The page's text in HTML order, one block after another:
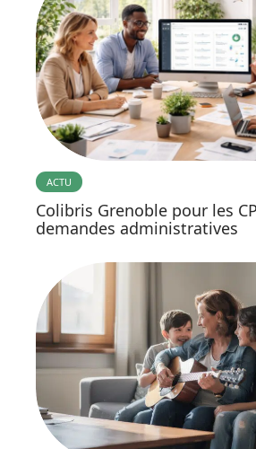
ACTU
Colibris Grenoble pour les
demandes administratives